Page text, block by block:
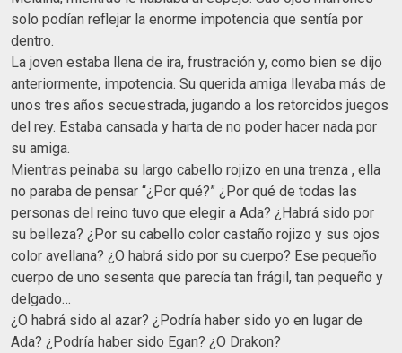
solo podían reflejar la enorme impotencia que sentía por
dentro.
La joven estaba llena de ira, frustración y, como bien se dijo
anteriormente, impotencia. Su querida amiga llevaba más de
unos tres años secuestrada, jugando a los retorcidos juegos
del rey. Estaba cansada y harta de no poder hacer nada por
su amiga.
Mientras peinaba su largo cabello rojizo en una trenza , ella
no paraba de pensar “¿Por qué?” ¿Por qué de todas las
personas del reino tuvo que elegir a Ada? ¿Habrá sido por
su belleza? ¿Por su cabello color castaño rojizo y sus ojos
color avellana? ¿O habrá sido por su cuerpo? Ese pequeño
cuerpo de uno sesenta que parecía tan frágil, tan pequeño y
delgado…
¿O habrá sido al azar? ¿Podría haber sido yo en lugar de
Ada? ¿Podría haber sido Egan? ¿O Drakon?